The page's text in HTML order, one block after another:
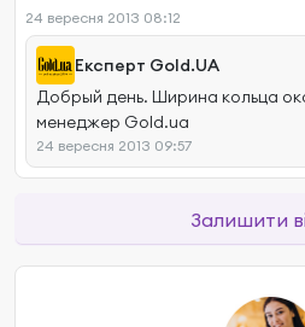
24 вересня 2013 08:12
Експерт Gold.UA
Добрый день. Ширина кольца
менеджер Gold.ua
24 вересня 2013 09:57
Залишити